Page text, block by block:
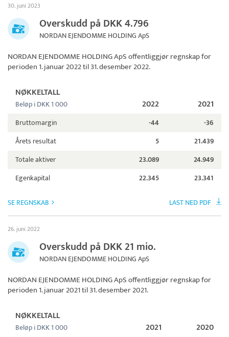
30. juni 2023
Overskudd på DKK 4.796
NORDAN EJENDOMME HOLDING ApS
NORDAN EJENDOMME HOLDING ApSoffentliggjør regnskap for
perioden 1. januar 2022 til 31. desember 2022.
NØKKELTALL
Beløp i DKK 1 000 2022 2021
Bruttomargin -44
-36
Årets resultat
5
21.439
Totale aktiver
23.089
24.949
Egenkapital
22.345 23.341
SE REGNSKAB LAST NED PDF
26. juni 2022
Overskudd på DKK 21 mio.
NORDAN EJENDOMME HOLDING ApS
NORDAN EJENDOMME HOLDING ApSoffentliggjør regnskap for
perioden 1. januar 2021 til 31. desember 2021.
NØKKELTALL
Beløp i DKK 1 000 2021 2020